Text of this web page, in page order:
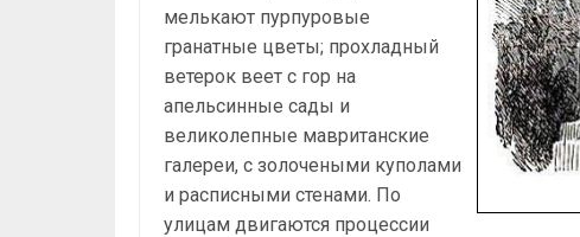
мелькают пурпуровые
гранатные цветы; прохладный
ветерок веет с гор на
апельсинные сады и
великолепные мавританские
галереи, с золочеными куполами
и расписными стенами. По
улицам двигаются процессии